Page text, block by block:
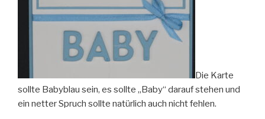
Die Karte
sollte Babyblau sein, es sollte „Baby“ darauf stehen und
ein netter Spruch sollte natürlich auch nicht fehlen.